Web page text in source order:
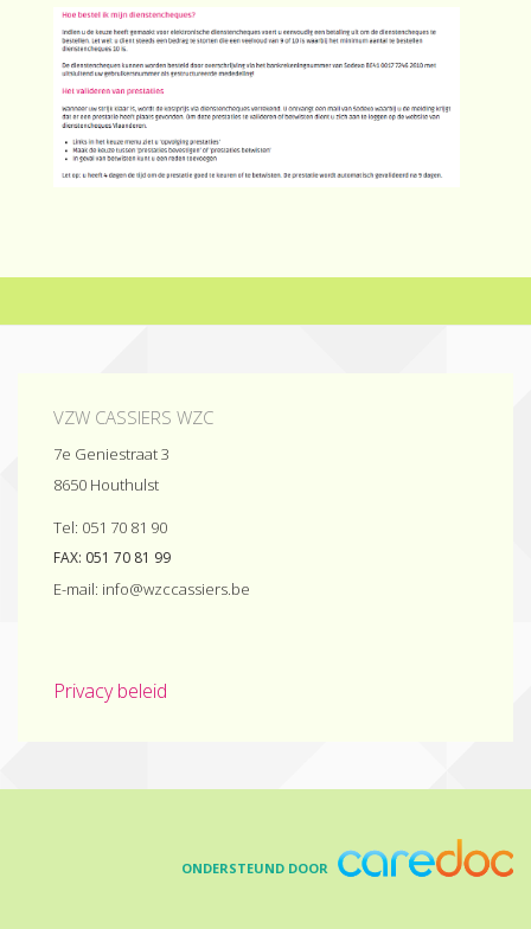
VZW CASSIERS WZC
7e Geniestraat 3
8650 Houthulst
Tel: 051 70 81 90
FAX: 051 70 81 99
E-mail: eb.sreissacczw@ofni
Privacy beleid
ONDERSTEUND DOOR